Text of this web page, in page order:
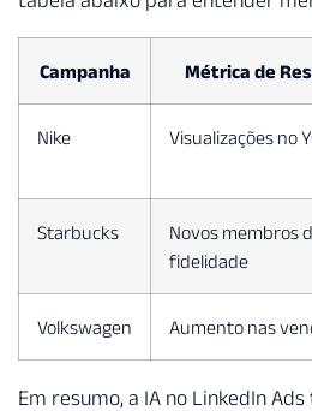
Campanha Métrica de
Nike Visualizações no
Starbucks
Novos membros
fidelidade
Volkswagen Aumento nas
Em resumo, a IA no LinkedIn